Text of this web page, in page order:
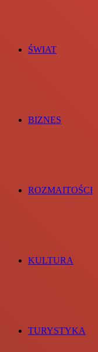
ŚWIAT
BIZNES
ROZMAITOŚCI
KULTURA
TURYSTYKA